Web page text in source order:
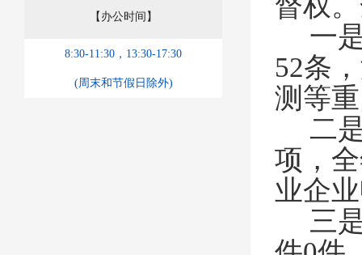
【办公时间】
8:30-11:30，13:30-17:30
(周末和节假日除外)
一
52条
测等
二
项，
业企
三